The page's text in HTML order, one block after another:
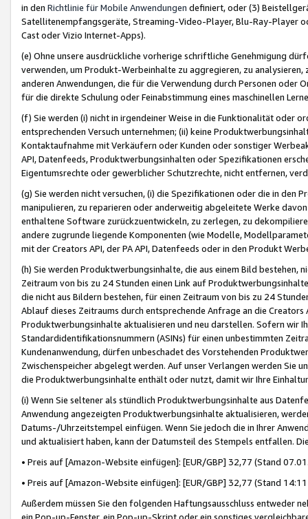
in den Richtlinie für Mobile Anwendungen definiert, oder (3)
Satellitenempfangsgeräte, Streaming-Video-Player, Blu-Ray-Player
Cast oder Vizio Internet-Apps).
(e) Ohne unsere ausdrückliche vorherige schriftliche Genehmigung
verwenden, um Produkt-Werbeinhalte zu aggregieren, zu
anderen Anwendungen, die für die Verwendung durch Personen
für die direkte Schulung oder Feinabstimmung eines maschinellen
(f) Sie werden (i) nicht in irgendeiner Weise in die Funktionalität oder
entsprechenden Versuch unternehmen; (ii) keine
Kontaktaufnahme mit Verkäufern oder Kunden oder sonstiger
API, Datenfeeds, Produktwerbungsinhalten oder Spezifikationen
Eigentumsrechte oder gewerblicher Schutzrechte, nicht entfernen,
(g) Sie werden nicht versuchen, (i) die Spezifikationen oder die in
manipulieren, zu reparieren oder anderweitig abgeleitete Werke
enthaltene Software zurückzuentwickeln, zu zerlegen, zu
andere zugrunde liegende Komponenten (wie Modelle,
mit der Creators API, der PA API, Datenfeeds oder in den Produkt
(h) Sie werden Produktwerbungsinhalte, die aus einem Bild bestehen,
Zeitraum von bis zu 24 Stunden einen Link auf
die nicht aus Bildern bestehen, für einen Zeitraum von bis zu 24
Ablauf dieses Zeitraums durch entsprechende Anfrage an die
Produktwerbungsinhalte aktualisieren und neu darstellen. Sofern wir
Standardidentifikationsnummern (ASINs) für einen unbestimmten
Kundenanwendung, dürfen unbeschadet des Vorstehenden
Zwischenspeicher abgelegt werden. Auf unser Verlangen werden Sie
die Produktwerbungsinhalte enthält oder nutzt, damit wir Ihre
(i) Wenn Sie seltener als stündlich Produktwerbungsinhalte aus
Anwendung angezeigten Produktwerbungsinhalte aktualisieren,
Datums-/Uhrzeitstempel einfügen. Wenn Sie jedoch die in Ihrer
und aktualisiert haben, kann der Datumsteil des Stempels entfallen.
• Preis auf [Amazon-Website einfügen]: [EUR/GBP] 32,77 (Stand
• Preis auf [Amazon-Website einfügen]: [EUR/GBP] 32,77 (Stand
Außerdem müssen Sie den folgenden Haftungsausschluss entweder
ein Pop-up-Fenster, ein Pop-up-Skript oder ein sonstiges